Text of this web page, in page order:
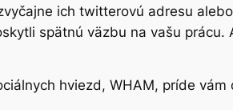
ich twitterovú adresu
spätnú väzbu na vašu
hviezd, WHAM, príde